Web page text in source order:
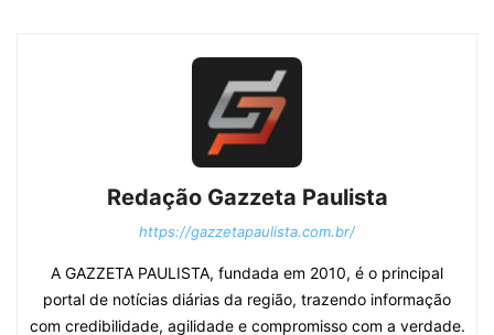
Redação Gazzeta Paulista
https://gazzetapaulista.com.br/
A GAZZETA PAULISTA, fundada em 2010, é o principal
portal de notícias diárias da região, trazendo informação
com credibilidade, agilidade e compromisso com a verdade.